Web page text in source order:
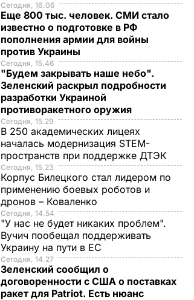
Сегодня, 16.06
Еще 800 тыс. человек. СМИ стало
известно о подготовке в РФ
пополнения армии для войны
против Украины
Сегодня, 15.46
"Будем закрывать наше небо".
Зеленский раскрыл подробности
разработки Украиной
противоракетного оружия
Сегодня, 15.29
В 250 академических лицеях
началась модернизация STEM-
пространств при поддержке ДТЭК​
Сегодня, 15.23
Корпус Билецкого стал лидером по
применению боевых роботов и
дронов – Коваленко
Сегодня, 14.54
"У нас не будет никаких проблем".
Вучич пообещал поддерживать
Украину на пути в ЕС
Сегодня, 14.27
Зеленский сообщил о
договоренности с США о поставках
ракет для Patriot. Есть нюанс